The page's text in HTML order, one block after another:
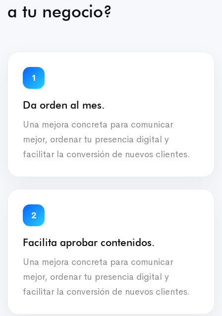
a tu negocio?
1
Da orden al mes.
Una mejora concreta para comunicar
mejor, ordenar tu presencia digital y
facilitar la conversión de nuevos clientes.
2
Facilita aprobar contenidos.
Una mejora concreta para comunicar
mejor, ordenar tu presencia digital y
facilitar la conversión de nuevos clientes.